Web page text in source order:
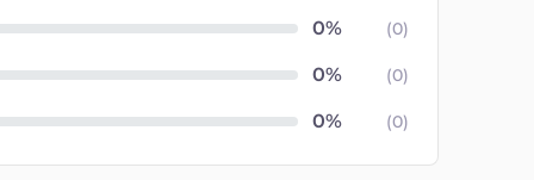
(0)
(0)
(0)